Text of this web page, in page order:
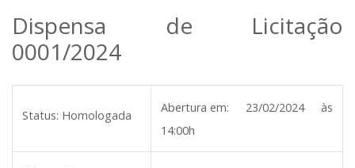
Dispensa de Licitação
0001/2024
Status: Homologada
Abertura em:
23/02/2024 às
14:00h